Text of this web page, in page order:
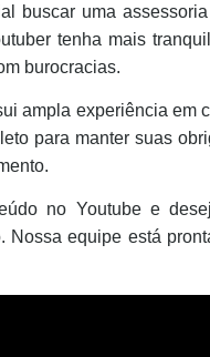
buscar uma
tenha mais
burocracias.
ampla experiência em
para manter suas
no Youtube e
Nossa equipe está